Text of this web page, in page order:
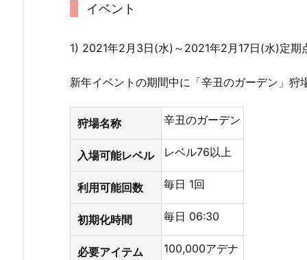
イベント
1) 2021年2月3日(水)～2021年2月17日(水)定
新年イベントの期間中に「辛丑のガーデン」狩
狩場名称 辛丑のガーデン
入場可能レベル レベル76以上
利用可能回数 毎日 1回
初期化時間 毎日 06:30
必要アイテム 100,000アデナ